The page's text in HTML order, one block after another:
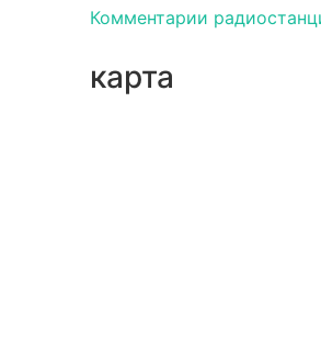
Комментарии
карта